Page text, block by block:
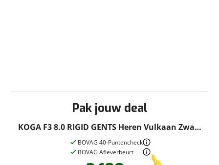
Pak jouw deal
KOGA F3 8.0 RIGID GENTS Heren Vulkaan Zwart
Mat 57cm 2026
BOVAG 40-Puntencheck
BOVAG Afleverbeurt